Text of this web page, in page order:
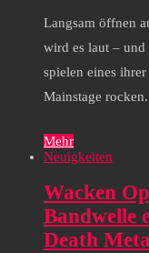
Langsam öffnen
wird es laut –
spielen eines
Mainstage
Mehr
Neuigkeiten
Wacken
Bandwelle
Death